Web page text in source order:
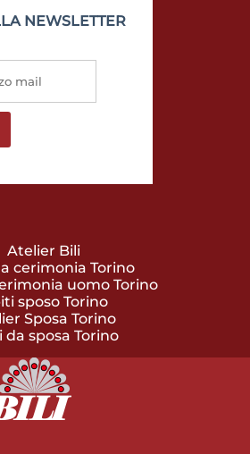
NEWSLETTER
Atelier Bili
cerimonia Torino
uomo Torino
sposo Torino
Sposa Torino
da sposa Torino